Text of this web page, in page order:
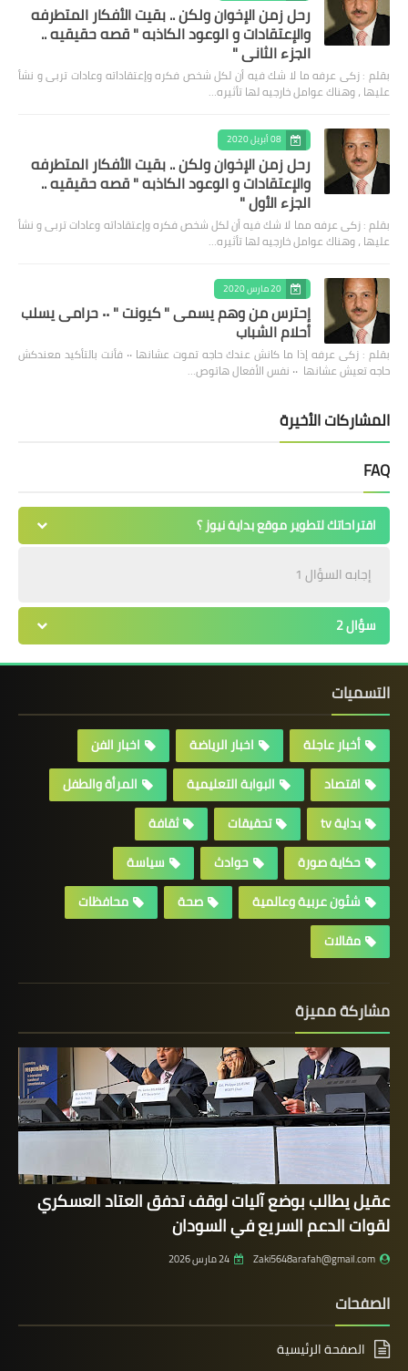
رحل زمن الإخوان ولكن .. بقيت الأفكار المتطرفه
والإعتقادات و الوعود الكاذبه " قصه حقيقيه ..
الجزء الثاني "
بقلم : زكى عرفه ‎ما لا شك فيه أن لكل شخص فكره وإعتقاداته وعادات تربى و نشأ
عليها ، وهناك عوامل خارجيه لها تأثيره…
08 أبريل 2020
رحل زمن الإخوان ولكن .. بقيت الأفكار المتطرفه
والإعتقادات و الوعود الكاذبه " قصه حقيقيه ..
الجزء الأول "
بقلم : زكى عرفه مما لا شك فيه أن لكل شخص فكره وإعتقاداته وعادات تربى و نشأ
عليها ، وهناك عوامل خارجيه لها تأثيره…
20 مارس 2020
إحترس من وهم يسمى " كيونت " ٠٠ حرامى يسلب
أحلام الشباب
بقلم : زكى عرفه ‎إذا ما كانش عندك حاجه تموت عشانها ٠٠ فأنت بالتأكيد معندكش
حاجه تعيش عشانها ٠٠ نفس الأفعال هاتوص…
المشاركات الأخيرة
FAQ
اقتراحاتك لتطوير موقع بداية نيوز ؟
إجابه السؤال 1
سؤال 2
التسميات
أخبار عاجلة اخبار الرياضة
اخبار الفن
اقتصاد
البوابة التعليمية
المرأة والطفل
بداية tv
تحقيقات
ثقافة
حكاية صورة
حوادث
سياسة
شئون عربية وعالمية
صحة
محافظات
مقالات
مشاركة مميزة
عقيل يطالب بوضع آليات لوقف تدفق العتاد العسكري
لقوات الدعم السريع في السودان
Zaki5648arafah@gmail.com 24 مارس 2026
الصفحات
الصفحة الرئيسية